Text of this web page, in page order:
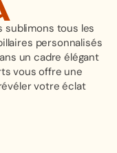
sublimons tous les
personnalisés
un cadre élégant
vous offre une
votre éclat